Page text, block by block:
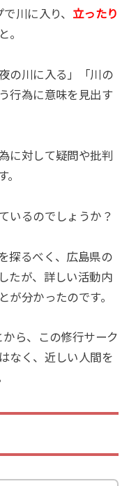
川に入り、 立ったり
。
の川に入る」「川の
行為に意味を見出す
に対して疑問や批判
。
いるのでしょうか？
探るべく、広島県の
たが、詳しい活動内
が分かったのです。
ら、この修行サーク
なく、近しい人間を